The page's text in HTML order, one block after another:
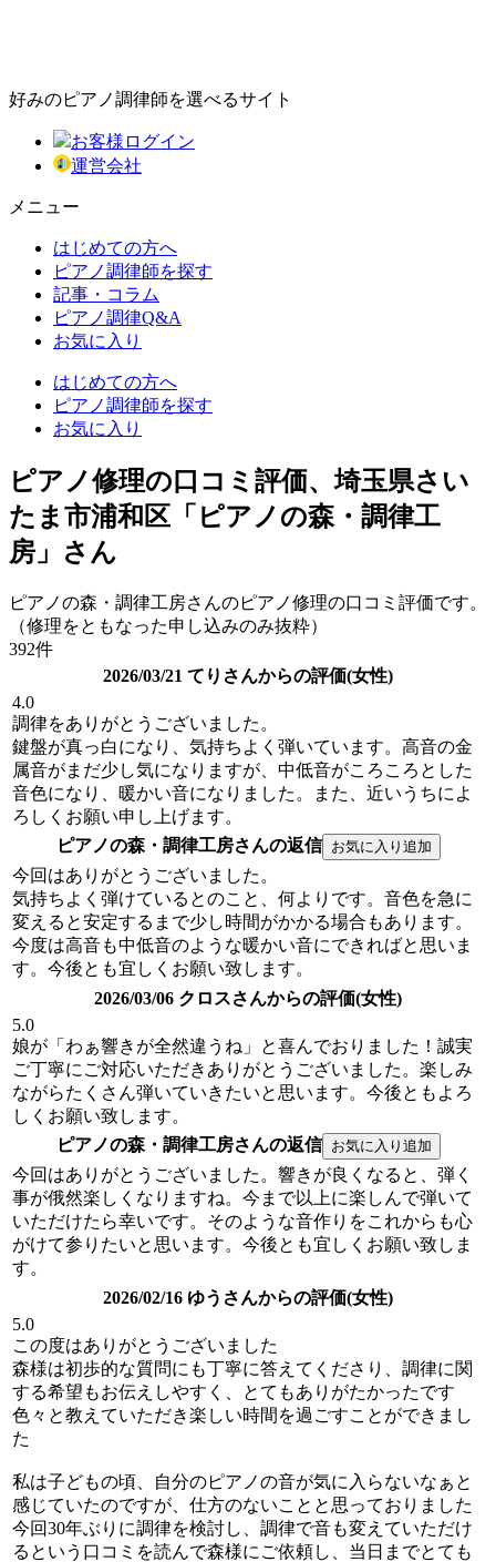
好みのピアノ調律師を選べるサイト
お客様ログイン
運営会社
メニュー
はじめての方へ
ピアノ調律師を探す
記事・コラム
ピアノ調律Q&A
お気に入り
はじめての方へ
ピアノ調律師を探す
お気に入り
ピアノ修理の口コミ評価、埼玉県さい
たま市浦和区「ピアノの森・調律工
房」さん
ピアノの森・調律工房さんのピアノ修理の口コミ評価です。
（修理をともなった申し込みのみ抜粋）
392件
2026/03/21 てりさんからの評価(女性)
4.0
調律をありがとうございました。
鍵盤が真っ白になり、気持ちよく弾いています。高音の金
属音がまだ少し気になりますが、中低音がころころとした
音色になり、暖かい音になりました。また、近いうちによ
ろしくお願い申し上げます。
ピアノの森・調律工房さんの返信
今回はありがとうございました。
気持ちよく弾けているとのこと、何よりです。音色を急に
変えると安定するまで少し時間がかかる場合もあります。
今度は高音も中低音のような暖かい音にできればと思いま
す。今後とも宜しくお願い致します。
2026/03/06 クロスさんからの評価(女性)
5.0
娘が「わぁ響きが全然違うね」と喜んでおりました！誠実
ご丁寧にご対応いただきありがとうございました。楽しみ
ながらたくさん弾いていきたいと思います。今後ともよろ
しくお願い致します。
ピアノの森・調律工房さんの返信
今回はありがとうございました。響きが良くなると、弾く
事が俄然楽しくなりますね。今まで以上に楽しんで弾いて
いただけたら幸いです。そのような音作りをこれからも心
がけて参りたいと思います。今後とも宜しくお願い致しま
す。
2026/02/16 ゆうさんからの評価(女性)
5.0
この度はありがとうございました
森様は初歩的な質問にも丁寧に答えてくださり、調律に関
する希望もお伝えしやすく、とてもありがたかったです
色々と教えていただき楽しい時間を過ごすことができまし
た
私は子どもの頃、自分のピアノの音が気に入らないなぁと
感じていたのですが、仕方のないことと思っておりました
今回30年ぶりに調律を検討し、調律で音も変えていただけ
るという口コミを読んで森様にご依頼し、当日までとても